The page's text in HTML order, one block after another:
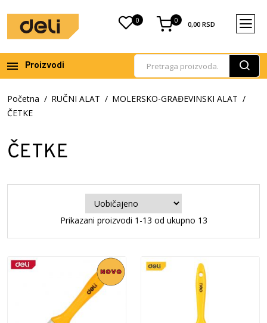
Proizvodi
0 0,00 RSD
0
Početna RUČNI ALAT
MOLERSKO-GRAĐEVINSKI ALAT
ČETKE
ČETKE
Prikazani proizvodi 1-13 od ukupno 13